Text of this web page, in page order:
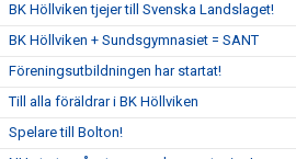
BK Höllviken tjejer till Svenska Landslaget!
BK Höllviken + Sundsgymnasiet = SANT
Föreningsutbildningen har startat!
Till alla föräldrar i BK Höllviken
Spelare till Bolton!